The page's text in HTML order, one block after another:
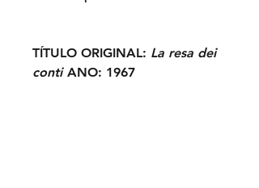
TÍTULO ORIGINAL: La resa dei
conti ANO: 1967